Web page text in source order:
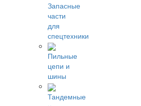
Запасные
части
для
спецтехники
Пильные
цепи и
шины
Тандемные